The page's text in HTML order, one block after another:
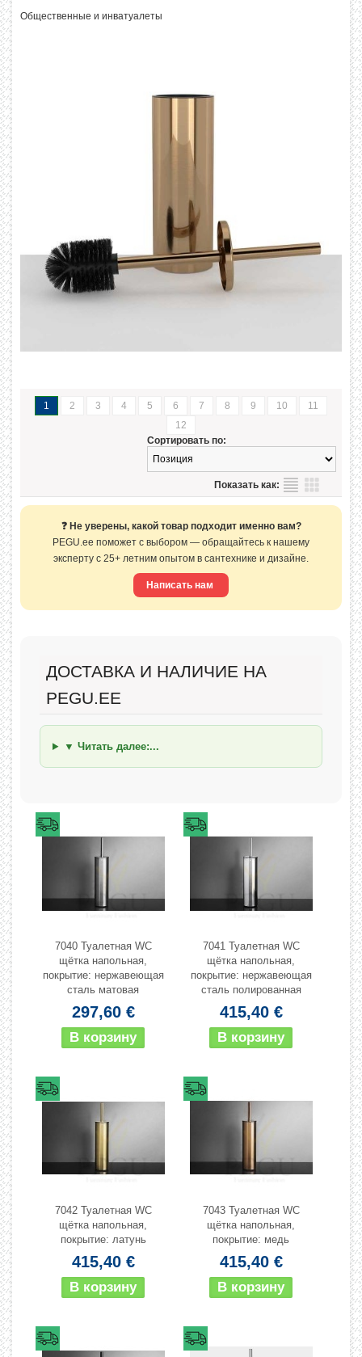
Общественные и инватуалеты
1 2 3 4 5 6 7 8 9 10
11
12
Сортировать по:
Показать как:
❓ Не уверены, какой товар подходит именно вам?
PEGU.ee поможет с выбором — обращайтесь к нашему
эксперту с 25+ летним опытом в сантехнике и дизайне.
Написать нам
ДОСТАВКА И НАЛИЧИЕ НА
PEGU.EE
▼ Читать далее:...
7040 Туалетная WC
щётка напольная,
покрытие: нержавеющая
сталь матовая
297,60 €
7041 Туалетная WC
щётка напольная,
покрытие: нержавеющая
сталь полированная
415,40 €
7042 Туалетная WC
щётка напольная,
покрытие: латунь
415,40 €
7043 Туалетная WC
щётка напольная,
покрытие: медь
415,40 €